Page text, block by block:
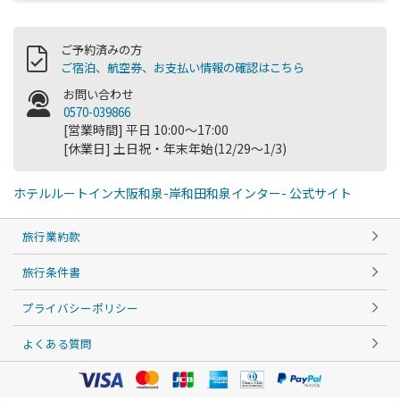
ご予約済みの方
ご宿泊、航空券、お支払い情報の確認はこちら
お問い合わせ
0570-039866
[営業時間] 平日 10:00～17:00
[休業日] 土日祝・年末年始(12/29～1/3)
ホテルルートイン大阪和泉-岸和田和泉インター- 公式サイト
旅行業約款
旅行条件書
プライバシーポリシー
よくある質問